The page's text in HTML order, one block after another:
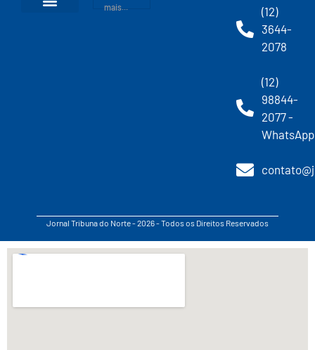
mais...
(12)
3644-
2078
(12)
98844-
2077 -
WhatsApp
Jornal Tribuna do Norte - 2026 - Todos os Direitos Reservados